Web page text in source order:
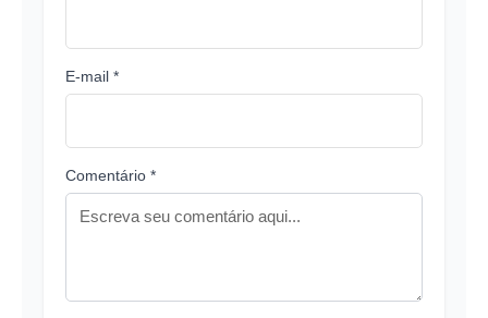
E-mail *
Comentário *